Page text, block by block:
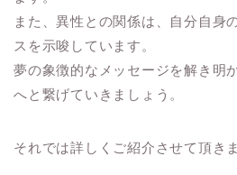
また、異性との関係は、自分自身
スを示唆しています。
夢の象徴的なメッセージを解き明
へと繋げていきましょう。
それでは詳しくご紹介させて頂きま